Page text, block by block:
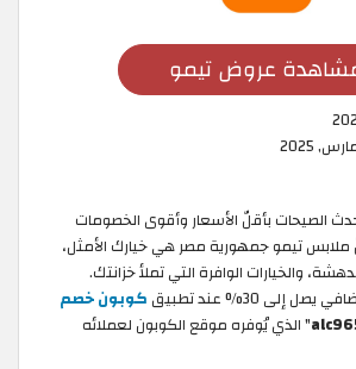
عروض تيمو
الصيحات بأقلّ الأسعار وأقوى الخصومات
ملابس تيمو جمهورية مصر هي خيارك الأمثل،
والخيارات الوافرة التي تملأ خزانتك.
30% عند تطبيق
كوبون خصم
" الذي يُوفره موقع الكوبون لعملائه